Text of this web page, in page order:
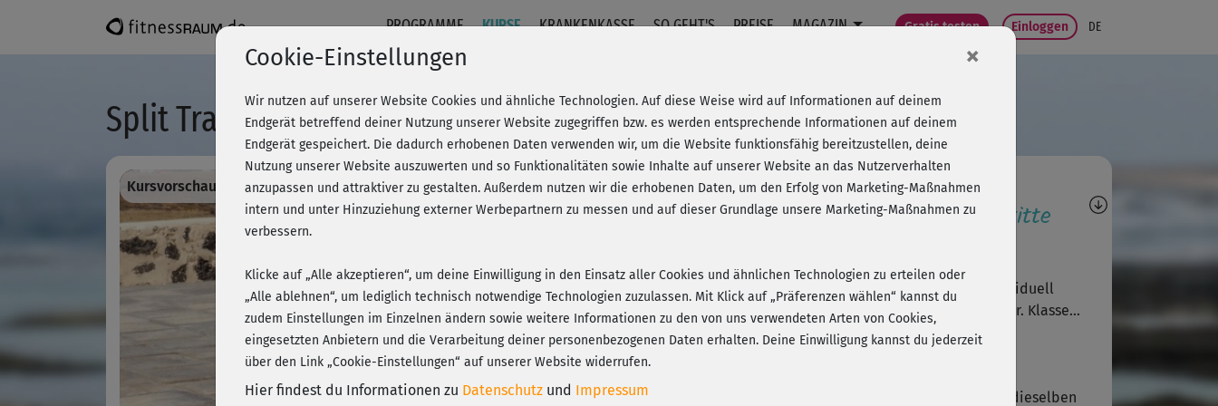
PROGRAMME KURSE KRANKENKASSE SO GEHT'S PREISE MAGAZIN Gratis testen Einloggen DE
Split Training - Beine, Po & Cardio + Stretching
Play
Kursvorschau - Anmelden und alles trainieren! 20% Rabatt + Wunsch-Goodie Fragen, Antworten,
Bewertungen, Fortschritte
Schönes Ganzkörpertraining, individuell
anpassbar, keine Choreo, Sport pur. Klasse...
Leider sehr langweilig, da immer dieselben
Cookie-Einstellungen ×
Wir nutzen auf unserer Website Cookies und ähnliche Technologien. Auf diese Weise wird auf Informationen auf deinem
Endgerät betreffend deiner Nutzung unserer Website zugegriffen bzw. es werden entsprechende Informationen auf deinem
Endgerät gespeichert. Die dadurch erhobenen Daten verwenden wir, um die Website funktionsfähig bereitzustellen, deine
Nutzung unserer Website auszuwerten und so Funktionalitäten sowie Inhalte auf unserer Website an das Nutzerverhalten
anzupassen und attraktiver zu gestalten. Außerdem nutzen wir die erhobenen Daten, um den Erfolg von Marketing-Maßnahmen
intern und unter Hinzuziehung externer Werbepartnern zu messen und auf dieser Grundlage unsere Marketing-Maßnahmen zu
verbessern.
Klicke auf „Alle akzeptieren“, um deine Einwilligung in den Einsatz aller Cookies und ähnlichen Technologien zu erteilen oder
„Alle ablehnen“, um lediglich technisch notwendige Technologien zuzulassen. Mit Klick auf „Präferenzen wählen“ kannst du
zudem Einstellungen im Einzelnen ändern sowie weitere Informationen zu den von uns verwendeten Arten von Cookies,
eingesetzten Anbietern und die Verarbeitung deiner personenbezogenen Daten erhalten. Deine Einwilligung kannst du jederzeit
über den Link „Cookie-Einstellungen“ auf unserer Website widerrufen.
Hier findest du Informationen zu Datenschutz und Impressum